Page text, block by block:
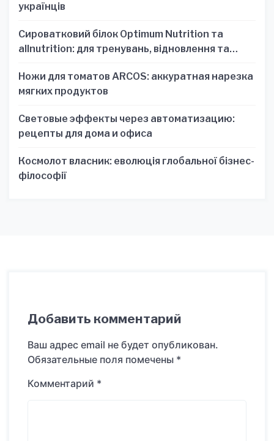
українців
Сироватковий білок Optimum Nutrition та
allnutrition: для тренувань, відновлення та
Ножи для томатов ARCOS: аккуратная нарезка
мягких продуктов
Световые эффекты через автоматизацию:
рецепты для дома и офиса
Космолот власник: еволюція глобальної бізнес-
філософії
Добавить комментарий
Ваш адрес email не будет опубликован.
Обязательные поля помечены *
Комментарий *